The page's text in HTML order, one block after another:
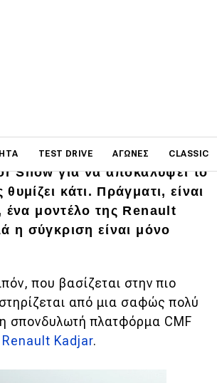
TEST DRIVE ΑΓΏΝΕΣ CLASSIC
Show για να αποκαλύψει το
κάτι. Πράγματι, είναι
ένα μοντέλο της Renault
η σύγκριση είναι μόνο
που βασίζεται στην πιο
από μια σαφώς πολύ
σπονδυλωτή πλατφόρμα CMF
Renault Kadjar.